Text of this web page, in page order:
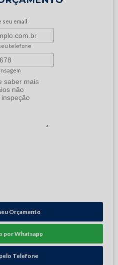
seu email
telefone
Orçamento
por Whatsapp
Telefone